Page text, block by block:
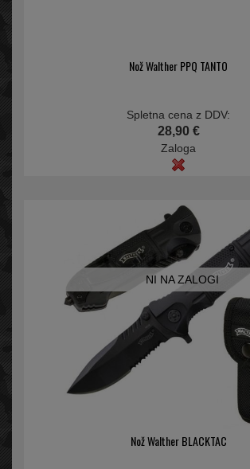
Nož Walther PPQ TANTO
Spletna cena z DDV:
28,90 €
Zaloga
NI NA ZALOGI
Nož Walther BLACKTAC